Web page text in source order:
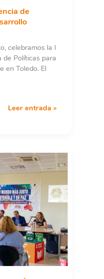
juntas
por
más
sostenibles
y
de
celebramos la I
de Políticas para
en Toledo. El
I
Políticas
para
Desarrollo
Sostenible
Leer entrada »